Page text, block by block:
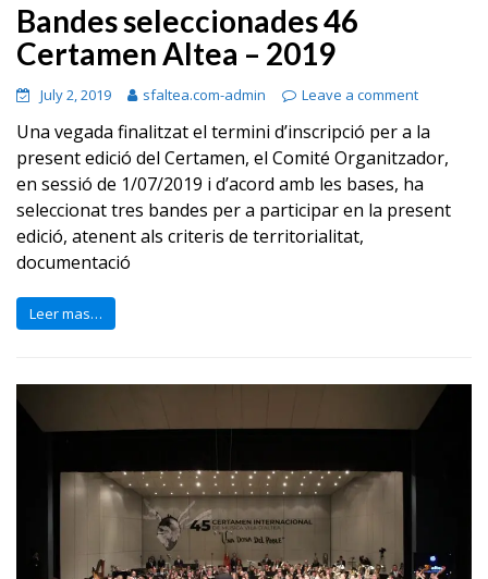
Bandes seleccionades 46
Certamen Altea – 2019
July 2, 2019 sfaltea.com-admin Leave a comment
Una vegada finalitzat el termini d’inscripció per a la
present edició del Certamen, el Comité Organitzador,
en sessió de 1/07/2019 i d’acord amb les bases, ha
seleccionat tres bandes per a participar en la present
edició, atenent als criteris de territorialitat,
documentació
Leer mas…